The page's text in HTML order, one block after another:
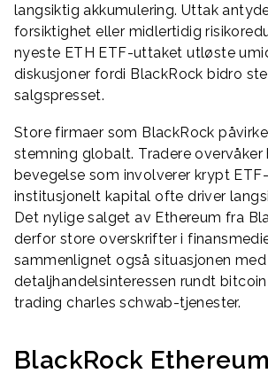
langsiktig akkumulering. Uttak
forsiktighet eller midlertidig
nyeste ETH ETF-uttaket utløste
diskusjoner fordi BlackRock bidro
salgspresset.
Store firmaer som BlackRock
stemning globalt. Tradere overvåker
bevegelse som involverer krypt
institusjonelt kapital ofte driver
Det nylige salget av Ethereum fra
derfor store overskrifter i
sammenlignet også situasjonen
detaljhandelsinteressen rundt
trading charles schwab-tjenester.
BlackRock